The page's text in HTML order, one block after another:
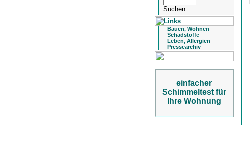
Bauen, Wohnen
Schadstoffe
Leben, Allergien
Pressearchiv
einfacher
Schimmeltest für
Ihre Wohnung